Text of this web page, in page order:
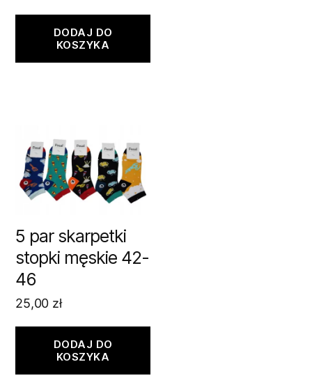
DODAJ DO
KOSZYKA
5 par skarpetki
stopki męskie 42-
46
25,00 zł
DODAJ DO
KOSZYKA